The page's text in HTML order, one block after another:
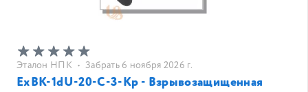
Эталон НПК • Забрать 6 ноября 2026 г.
ЕхВК-1dU-20-С-3-Кр - Взрывозащищенная